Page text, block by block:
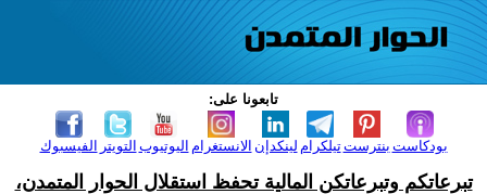
تابعونا على:
الفيسبوك التويتر اليوتيوب الانستغرام لينكدإن تيلكرامبنترست بودكاست
تبرعاتكم وتبرعاتكن المالية تحفظ استقلال الحوار المتمدن،